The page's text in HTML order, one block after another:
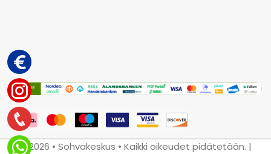
© 2026 • Sohvakeskus • Kaikki oikeudet pidätetään. |